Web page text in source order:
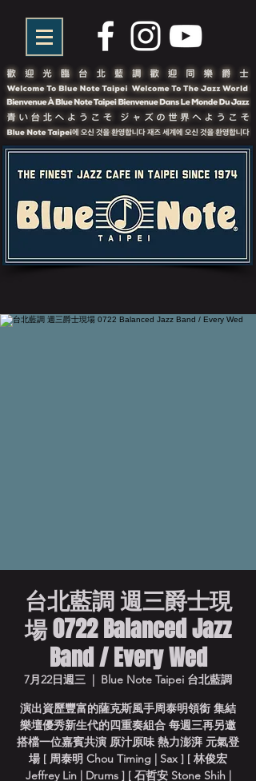
台北藍調 週三爵士現
場 0722 Balanced Jazz
Band / Every Wed
7月22日週三
  |
Blue Note Taipei 台北藍調
演出資歷豐富的薩克斯風手周泰明領銜 集結
樂壇優秀新生代的四重奏組合 每週三再另邀
搭檔一位嘉賓共演 原汁原味 熱力澎湃 元氣登
場 [ 周泰明 Chou Timing | Sax ] [ 林俊宏
Jeffrey Lin | Drums ] [ 石哲安 Stone Shih |